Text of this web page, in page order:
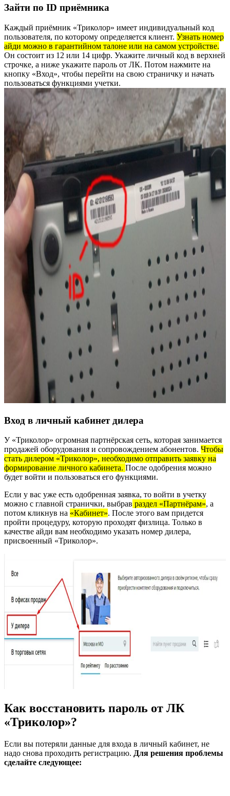
Зайти по ID приёмника
Каждый приёмник «Триколор» имеет индивидуальный код
пользователя, по которому определяется клиент. Узнать номер
айди можно в гарантийном талоне или на самом устройстве.
Он состоит из 12 или 14 цифр. Укажите личный код в верхней
строчке, а ниже укажите пароль от ЛК. Потом нажмите на
кнопку «Вход», чтобы перейти на свою страничку и начать
пользоваться функциями учетки.
Вход в личный кабинет дилера
У «Триколор» огромная партнёрская сеть, которая занимается
продажей оборудования и сопровождением абонентов. Чтобы
стать дилером «Триколор», необходимо отправить заявку на
формирование личного кабинета. После одобрения можно
будет войти и пользоваться его функциями.
Если у вас уже есть одобренная заявка, то войти в учетку
можно с главной странички, выбрав раздел «Партнёрам», а
потом кликнув на «Кабинет». После этого вам придется
пройти процедуру, которую проходят физлица. Только в
качестве айди вам необходимо указать номер дилера,
присвоенный «Триколор».
Как восстановить пароль от ЛК
«Триколор»?
Если вы потеряли данные для входа в личный кабинет, не
надо снова проходить регистрацию. Для решения проблемы
сделайте следующее: